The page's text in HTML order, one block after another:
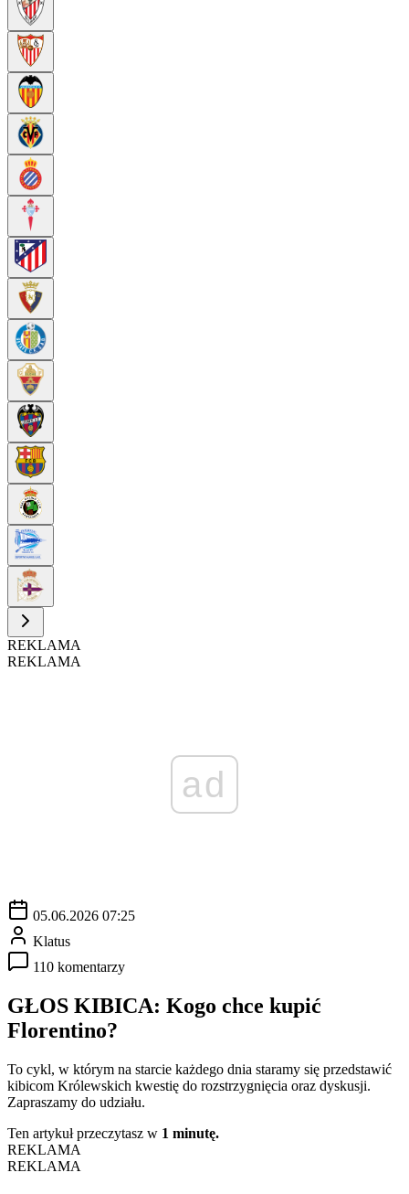
REKLAMA
REKLAMA
ad
05.06.2026 07:25
Klatus
110 komentarzy
GŁOS KIBICA: Kogo chce kupić
Florentino?
To cykl, w którym na starcie każdego dnia staramy się przedstawić
kibicom Królewskich kwestię do rozstrzygnięcia oraz dyskusji.
Zapraszamy do udziału.
Ten artykuł przeczytasz w 1 minutę.
REKLAMA
REKLAMA